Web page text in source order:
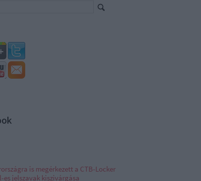
is megérkezett a CTB-Locker
es jelszavak kiszivárgása